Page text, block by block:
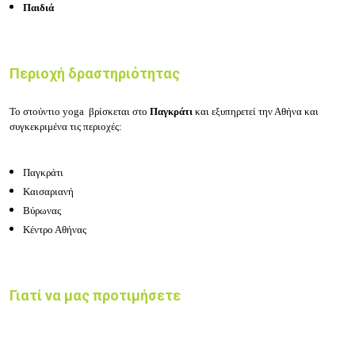
Παιδιά
Περιοχή δραστηριότητας
Το στούντιο yoga βρίσκεται στο Παγκράτι και εξυπηρετεί την Αθήνα και
συγκεκριμένα τις περιοχές:
Παγκράτι
Καισαριανή
Βύρωνας
Κέντρο Αθήνας
Γιατί να μας προτιμήσετε